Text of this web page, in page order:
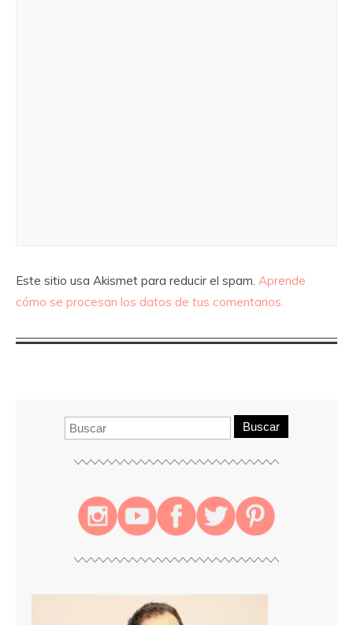
Este sitio usa Akismet para reducir el spam. Aprende
cómo se procesan los datos de tus comentarios.
Buscar